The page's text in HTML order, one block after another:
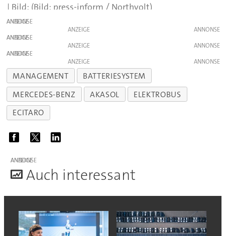
(Bild: press-inform / Northvolt)
ANZEIGE
ANZEIGE
ANZEIGE
ANZEIGE
ANZEIGE
ANZEIGE
MANAGEMENT
BATTERIESYSTEM
MERCEDES-BENZ
AKASOL
ELEKTROBUS
ECITARO
ANZEIGE
Auch interessant